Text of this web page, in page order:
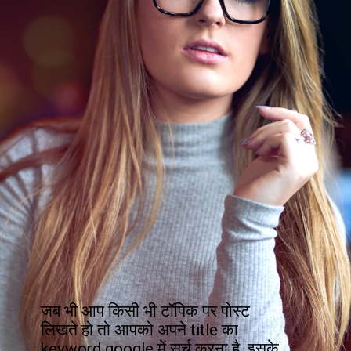
जब भी आप किसी भी टॉपिक पर पोस्ट
लिखते हो तो आपको अपने title का